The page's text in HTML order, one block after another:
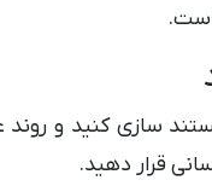
است.
سازی کنید و
قرار دهید.